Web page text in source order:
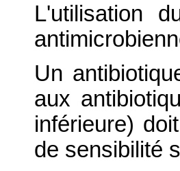
L'utilisation
Un
aux
inférieure)
de sensibilité